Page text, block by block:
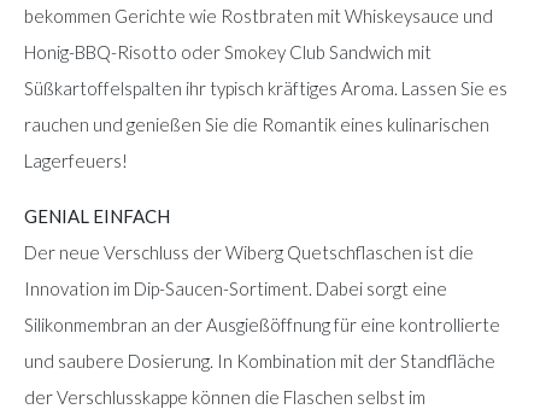
bekommen Gerichte wie Rostbraten mit Whiskeysauce und
Honig-BBQ-Risotto oder Smokey Club Sandwich mit
Süßkartoffelspalten ihr typisch kräftiges Aroma. Lassen Sie es
rauchen und genießen Sie die Romantik eines kulinarischen
Lagerfeuers!
GENIAL EINFACH
Der neue Verschluss der Wiberg Quetschflaschen ist die
Innovation im Dip-Saucen-Sortiment. Dabei sorgt eine
Silikonmembran an der Ausgießöffnung für eine kontrollierte
und saubere Dosierung. In Kombination mit der Standfläche
der Verschlusskappe können die Flaschen selbst im